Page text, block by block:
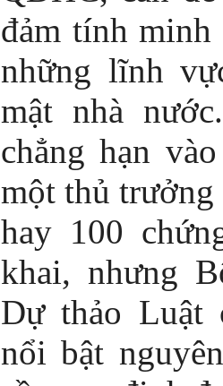
đảm tính
những lĩnh
mật nhà
chẳng hạn
một thủ trưởng
hay 100
khai, nhưng
Dự thảo Luật
nổi bật